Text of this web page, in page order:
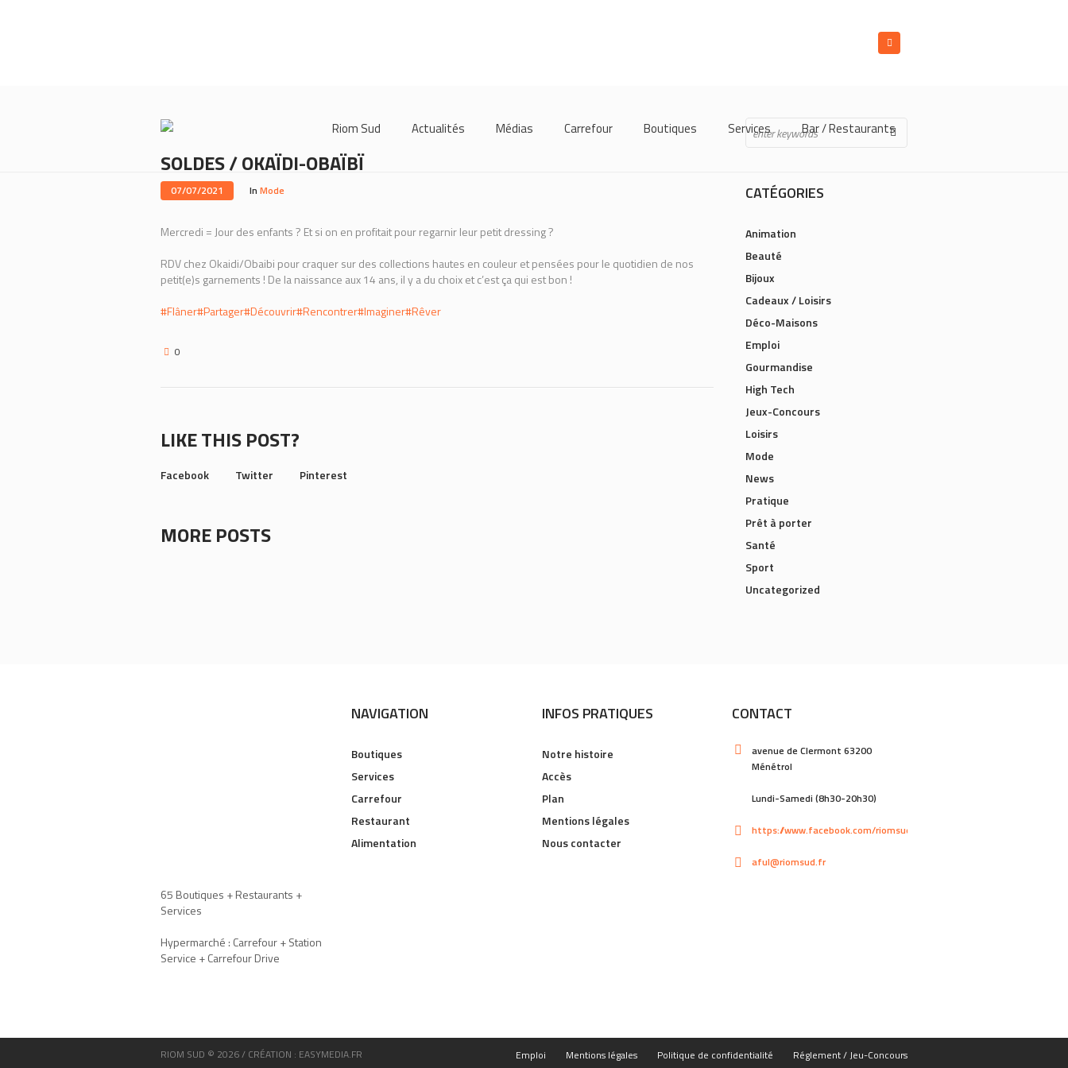
Riom Sud Actualités Médias Carrefour Boutiques Services Bar / Restaurants
SOLDES / OKAÏDI-OBAÏBÏ
07/07/2021 In Mode
Mercredi = Jour des enfants ? Et si on en profitait pour regarnir leur petit dressing ?
RDV chez Okaidi/Obaibi pour craquer sur des collections hautes en couleur et pensées pour le quotidien de nos
petit(e)s garnements ! De la naissance aux 14 ans, il y a du choix et c’est ça qui est bon !
#Flâner#Partager#Découvrir#Rencontrer#Imaginer#Rêver
0
LIKE THIS POST?
Facebook Twitter Pinterest
MORE POSTS
CATÉGORIES
Animation
Beauté
Bijoux
Cadeaux / Loisirs
Déco-Maisons
Emploi
Gourmandise
High Tech
Jeux-Concours
Loisirs
Mode
News
Pratique
Prêt à porter
Santé
Sport
Uncategorized
65 Boutiques + Restaurants +
Services
Hypermarché : Carrefour + Station
Service + Carrefour Drive
NAVIGATION
Boutiques
Services
Carrefour
Restaurant
Alimentation
INFOS PRATIQUES
Notre histoire
Accès
Plan
Mentions légales
Nous contacter
CONTACT
avenue de Clermont 63200
Ménétrol
Lundi-Samedi (8h30-20h30)
https://www.facebook.com/riomsud
aful@riomsud.fr
Emploi Mentions légales Politique de confidentialité Réglement / Jeu-Concours
RIOM SUD © 2026 / CRÉATION : EASYMEDIA.FR